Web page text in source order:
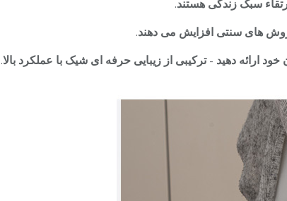
سبک زندگی هستند.
ارائه دهید - ترکیبی از زیبایی حرفه ای شیک با عملکرد بالا.